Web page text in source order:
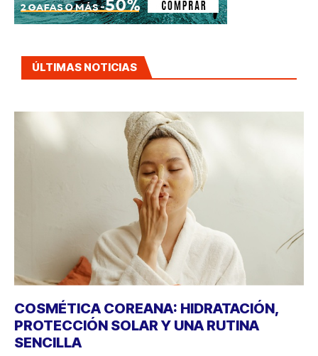
ÚLTIMAS NOTICIAS
COSMÉTICA COREANA: HIDRATACIÓN,
PROTECCIÓN SOLAR Y UNA RUTINA
SENCILLA